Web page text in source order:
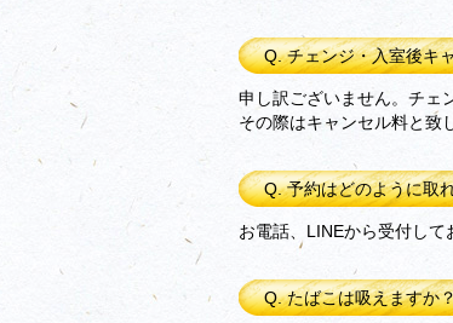
Q. チェンジ・入室後キ
申し訳ございません。チェ
その際はキャンセル料と致
Q. 予約はどのように取
お電話、LINEから受付し
Q. たばこは吸えますか